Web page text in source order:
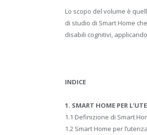
Lo scopo del volume è
di studio di Smart Home
disabili cognitivi,
INDICE
1. SMART HOME PER
1.1 Definizione di Smart
1.2 Smart Home per